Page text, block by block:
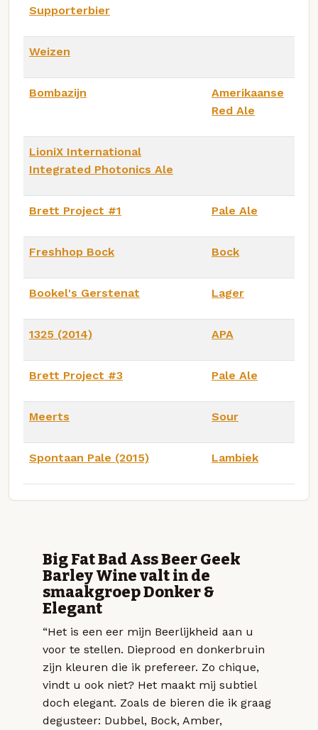
Supporterbier
Weizen
Bombazijn
Amerikaanse
Red Ale
LioniX International
Integrated Photonics Ale
Brett Project #1 Pale Ale
Freshhop Bock Bock
Bookel's Gerstenat Lager
1325 (2014) APA
Brett Project #3 Pale Ale
Meerts Sour
Spontaan Pale (2015) Lambiek
Big Fat Bad Ass Beer Geek
Barley Wine valt in de
smaakgroep Donker &
Elegant
“Het is een eer mijn Beerlijkheid aan u
voor te stellen. Dieprood en donkerbruin
zijn kleuren die ik prefereer. Zo chique,
vindt u ook niet? Het maakt mij subtiel
doch elegant. Zoals de bieren die ik graag
degusteer: Dubbel, Bock, Amber,